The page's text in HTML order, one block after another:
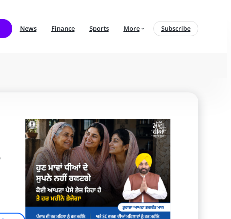
News Finance Sports More Subscribe